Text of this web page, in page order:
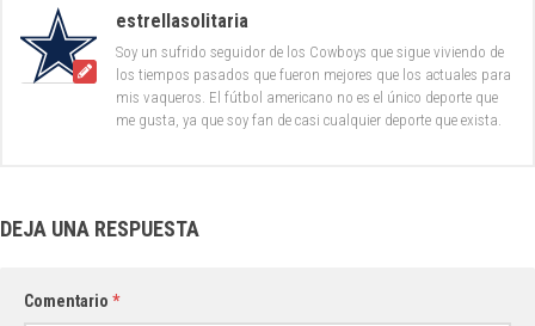
estrellasolitaria
Soy un sufrido seguidor de los Cowboys que sigue viviendo de
los tiempos pasados que fueron mejores que los actuales para
mis vaqueros. El fútbol americano no es el único deporte que
me gusta, ya que soy fan de casi cualquier deporte que exista.
DEJA UNA RESPUESTA
Comentario *